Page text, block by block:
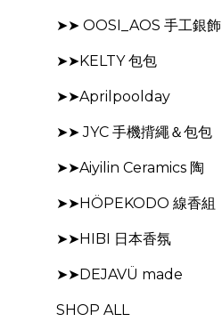
➤➤ OOSI_AOS 手工銀飾
➤➤KELTY 包包
➤➤Aprilpoolday
➤➤ JYC 手機揹繩＆包包
➤➤Aiyilin Ceramics 陶
➤➤HÖPEKODO 線香組
➤➤HIBI 日本香氛
➤➤DEJAVÜ made
SHOP ALL